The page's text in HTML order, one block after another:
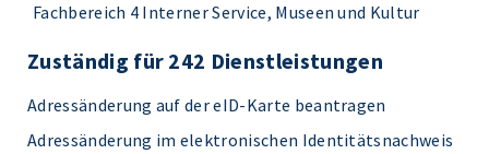
Fachbereich 4 Interner Service, Museen und Kultur
Zuständig für 242 Dienstleistungen
Adressänderung auf der eID-Karte beantragen
Adressänderung im elektronischen Identitätsnachweis